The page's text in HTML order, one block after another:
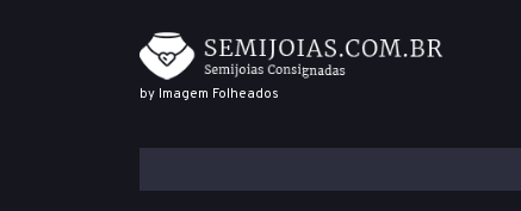
by Imagem Folheados